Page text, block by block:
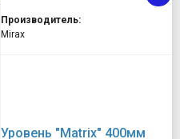
Производитель:
Mirax
Уровень "Matrix" 400мм